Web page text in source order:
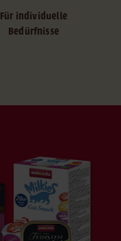
Für individuelle
Bedürfnisse